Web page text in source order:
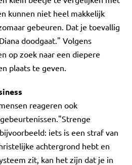
kunnen niet heel makkelijk
gebeuren. Dat je toevallig
doodgaat." Volgens
op zoek naar een diepere
plaats te geven.
reageren ook
iets is een straf van
achtergrond hebt en
zit, kan het zijn dat je in